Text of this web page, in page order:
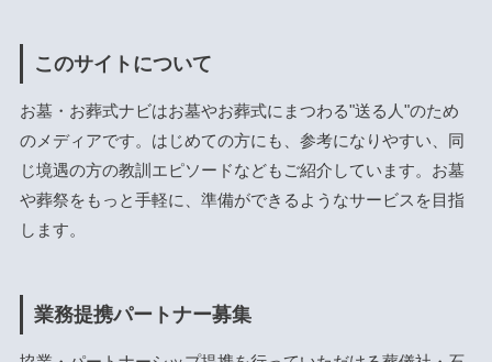
このサイトについて
お墓・お葬式ナビはお墓やお葬式にまつわる"送る人"のため
のメディアです。はじめての方にも、参考になりやすい、同
じ境遇の方の教訓エピソードなどもご紹介しています。お墓
や葬祭をもっと手軽に、準備ができるようなサービスを目指
します。
業務提携パートナー募集